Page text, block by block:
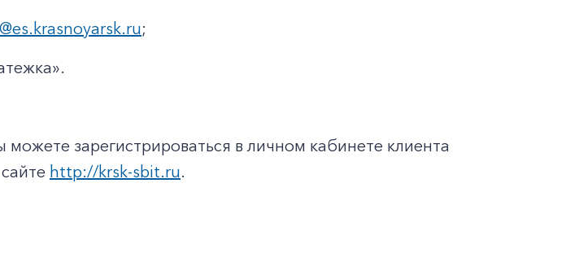
;
зарегистрироваться в личном кабинете клиента
http://krsk-sbit.ru.